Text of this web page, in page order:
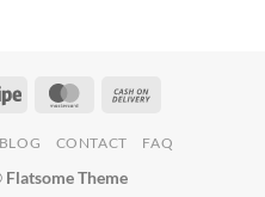
Stripe MasterCard
Delivery
BLOG CONTACT FAQ
Flatsome Theme